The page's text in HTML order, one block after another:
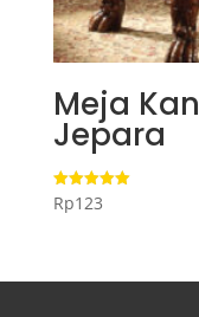
Meja
Jepara
Dinilai
5.00
Rp123